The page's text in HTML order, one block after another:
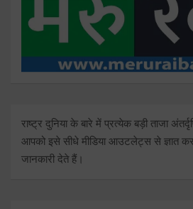
राष्ट्र दुनिया के बारे में प्रत्येक बड़ी ताजा
आपको इसे सीधे मीडिया आउटलेट्स से ज्ञात
जानकारी देते हैं।